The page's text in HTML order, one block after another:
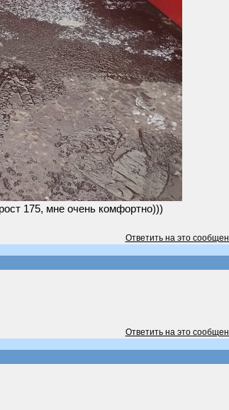
175, мне очень комфортно)))
Ответить на это
Ответить на это